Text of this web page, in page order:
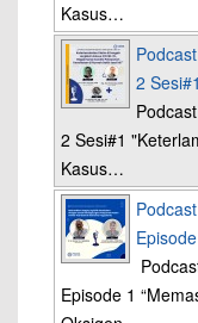
Kasus…
2 Sesi#1
2 Sesi#1
Kasus…
Episode 1